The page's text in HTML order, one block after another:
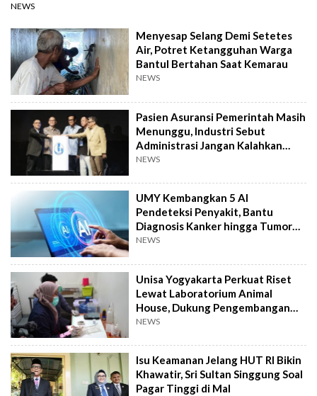
NEWS
Menyesap Selang Demi Setetes
Air, Potret Ketangguhan Warga
Bantul Bertahan Saat Kemarau
NEWS
Pasien Asuransi Pemerintah Masih
Menunggu, Industri Sebut
Administrasi Jangan Kalahkan
Kemanusiaan
NEWS
UMY Kembangkan 5 AI
Pendeteksi Penyakit, Bantu
Diagnosis Kanker hingga Tumor
Otak Lebih Cepat
NEWS
Unisa Yogyakarta Perkuat Riset
Lewat Laboratorium Animal
House, Dukung Pengembangan
Kandidat Obat
NEWS
Isu Keamanan Jelang HUT RI Bikin
Khawatir, Sri Sultan Singgung Soal
Pagar Tinggi di Mal